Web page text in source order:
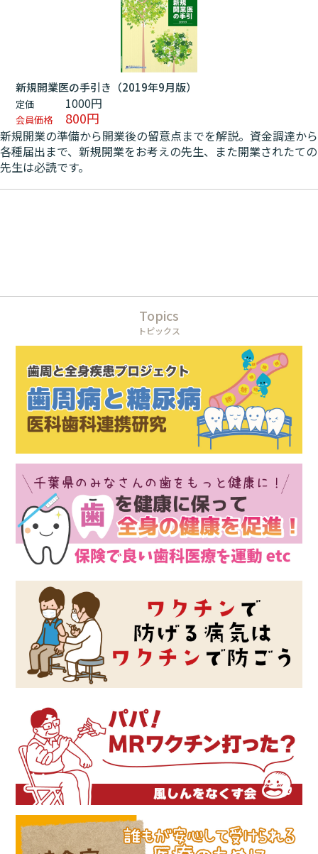
新規開業医の手引き（2019年9月版）
定価 1000円
会員価格 800円
新規開業の準備から開業後の留意点までを解説。資金調達から
各種届出まで、新規開業をお考えの先生、また開業されたての
先生は必読です。
Topics
トピックス